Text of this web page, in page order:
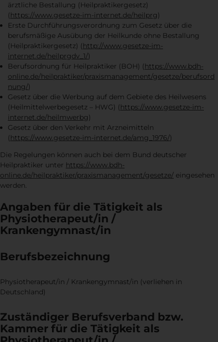
ärztliche Bestallung (Heilpraktikergesetz)
(https://www.gesetze-im-internet.de/heilprg)
Erste Durchführungsverordnung zum Gesetz über die
berufsmäßige Ausübung der Heilkunde ohne Bestallung
(Heilpraktikergesetz) (http://www.gesetze-im-
internet.de/heilprgdv_1/)
Berufsordnung für Heilpraktiker (BOH) (https://www.bdh-
online.de/heilpraktiker/praxismanagement/gesetze/berufsord
nung/)
Gesetz über die Werbung auf dem Gebiete des Heilwesens
(Heilmittelwerbegesetz – HWG) (https://www.gesetze-im-
internet.de/heilmwerbg)
Gesetz über den Verkehr mit Arzneimitteln
(https://www.gesetze-im-internet.de/amg_1976/)
Die Regelungen können auch bei dem Bund deutscher
Heilpraktiker unter https://www.bdh-
online.de/heilpraktiker/praxismanagement/gesetze/ eingesehen
werden.
Angaben für die Tätigkeit als
Physiotherapeut/in /
Krankengymnast/in
Berufsbezeichnung
Physiotherapeut/in / Krankengymnast/in (verliehen in
Deutschland)
Zuständiger Berufsverband bzw.
Kammer für die Tätigkeit als